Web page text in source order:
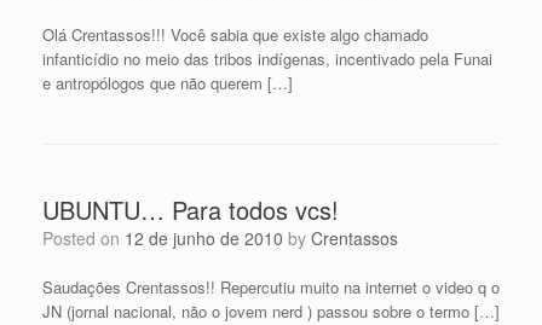
Olá Crentassos!!! Você sabia que existe algo chamado
infanticídio no meio das tribos indígenas, incentivado pela Funai
e antropólogos que não querem […]
UBUNTU… Para todos vcs!
Posted on 12 de junho de 2010 by Crentassos
Saudações Crentassos!! Repercutiu muito na internet o video q o
JN (jornal nacional, não o jovem nerd ) passou sobre o termo […]